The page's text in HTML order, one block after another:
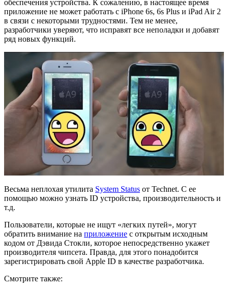
обеспечения устройства. К сожалению, в настоящее время
приложение не может работать с iPhone 6s, 6s Plus и iPad Air 2
в связи с некоторыми трудностями. Тем не менее,
разработчики уверяют, что исправят все неполадки и добавят
ряд новых функций.
Весьма неплохая утилита System Status от Technet. С ее
помощью можно узнать ID устройства, производительность и
т.д.
Пользователи, которые не ищут «легких путей», могут
обратить внимание на приложение с открытым исходным
кодом от Дэвида Стокли, которое непосредственно укажет
производителя чипсета. Правда, для этого понадобится
зарегистрировать свой Apple ID в качестве разработчика.
Смотрите также: